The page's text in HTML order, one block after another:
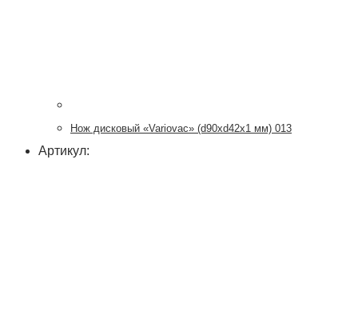
Нож дисковый «Variovac» (d90хd42x1 мм) 013
Артикул: